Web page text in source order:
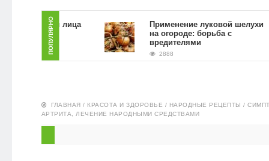
НОВОСТИ
ПОПУЛЯРНО
для лица
Применение луковой шелухи
на огороде: борьба с
вредителями
2888
ГЛАВНАЯ / КРАСОТА И ЗДОРОВЬЕ / НАРОДНЫЕ РЕЦЕПТЫ /
АРТРИТА, ЛЕЧЕНИЕ НАРОДНЫМИ СРЕДСТВАМИ